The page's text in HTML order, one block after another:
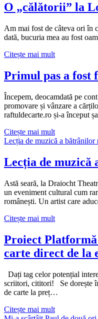
O „călătorii” la
Am mai fost de câteva ori în
dată, bucuria mea au fost
Citește mai multO
Londra
Primul pas a fost
Începem, deocamdată pe
promovare și vânzare a
raftuldecarte.ro și-a început
Citește mai multPrimul
pas
făcut
Lecția de muzică a bătrânilor
Lecția de
Astă seară, la Draiocht
un eveniment cultural cum
românești. Un artist care
Citește mai multLecția
muzică
a
bătrânilor
Proiect
carte direct de la
Dați tag celor potențial
scriitori, cititori! Se dorește
de carte la preț…
Citește mai multProiect